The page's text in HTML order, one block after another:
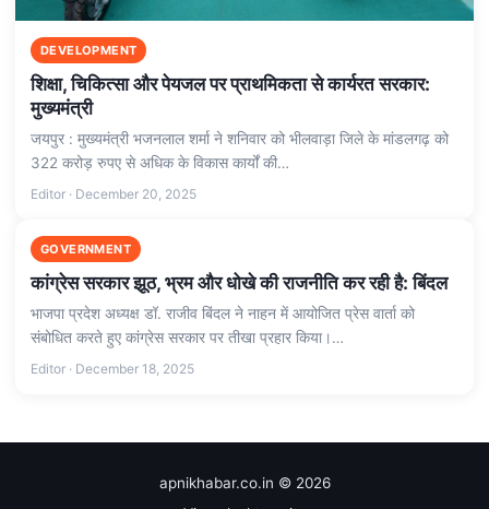
DEVELOPMENT
शिक्षा, चिकित्सा और पेयजल पर प्राथमिकता से कार्यरत सरकार:
मुख्यमंत्री
जयपुर : मुख्यमंत्री भजनलाल शर्मा ने शनिवार को भीलवाड़ा जिले के मांडलगढ़ को
322 करोड़ रुपए से अधिक के विकास कार्यों की…
Editor · December 20, 2025
GOVERNMENT
कांग्रेस सरकार झूठ, भ्रम और धोखे की राजनीति कर रही है: बिंदल
भाजपा प्रदेश अध्यक्ष डॉ. राजीव बिंदल ने नाहन में आयोजित प्रेस वार्ता को
संबोधित करते हुए कांग्रेस सरकार पर तीखा प्रहार किया।…
Editor · December 18, 2025
apnikhabar.co.in © 2026